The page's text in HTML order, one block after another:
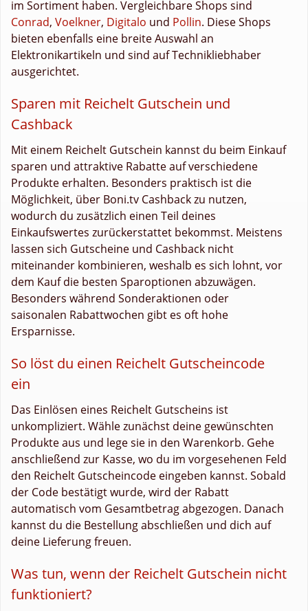
im Sortiment haben. Vergleichbare Shops sind
Conrad, Voelkner, Digitalo und Pollin. Diese Shops
bieten ebenfalls eine breite Auswahl an
Elektronikartikeln und sind auf Technikliebhaber
ausgerichtet.
Sparen mit Reichelt Gutschein und
Cashback
Mit einem Reichelt Gutschein kannst du beim Einkauf
sparen und attraktive Rabatte auf verschiedene
Produkte erhalten. Besonders praktisch ist die
Möglichkeit, über Boni.tv Cashback zu nutzen,
wodurch du zusätzlich einen Teil deines
Einkaufswertes zurückerstattet bekommst. Meistens
lassen sich Gutscheine und Cashback nicht
miteinander kombinieren, weshalb es sich lohnt, vor
dem Kauf die besten Sparoptionen abzuwägen.
Besonders während Sonderaktionen oder
saisonalen Rabattwochen gibt es oft hohe
Ersparnisse.
So löst du einen Reichelt Gutscheincode
ein
Das Einlösen eines Reichelt Gutscheins ist
unkompliziert. Wähle zunächst deine gewünschten
Produkte aus und lege sie in den Warenkorb. Gehe
anschließend zur Kasse, wo du im vorgesehenen Feld
den Reichelt Gutscheincode eingeben kannst. Sobald
der Code bestätigt wurde, wird der Rabatt
automatisch vom Gesamtbetrag abgezogen. Danach
kannst du die Bestellung abschließen und dich auf
deine Lieferung freuen.
Was tun, wenn der Reichelt Gutschein nicht
funktioniert?